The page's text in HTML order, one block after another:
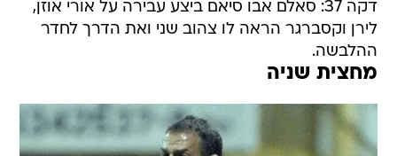
דקה 37: סאלם אבו סיאם ביצע עבירה על אורי אוזן,
לירן וקסברגר הראה לו צהוב שני ואת הדרך לחדר
ההלבשה.
מחצית שניה